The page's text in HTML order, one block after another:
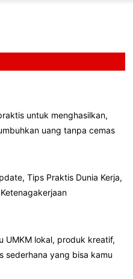
untuk menghasilkan,
uang tanpa cemas
Tips Praktis Dunia Kerja,
UMKM lokal, produk kreatif,
sederhana yang bisa kamu